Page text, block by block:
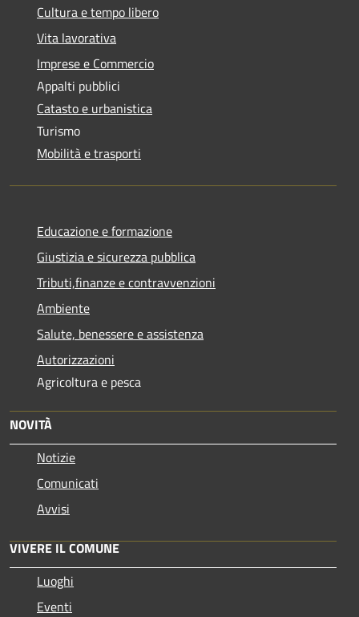
Cultura e tempo libero
Vita lavorativa
Imprese e Commercio
Appalti pubblici
Catasto e urbanistica
Turismo
Mobilità e trasporti
Educazione e formazione
Giustizia e sicurezza pubblica
Tributi,finanze e contravvenzioni
Ambiente
Salute, benessere e assistenza
Autorizzazioni
Agricoltura e pesca
NOVITÀ
Notizie
Comunicati
Avvisi
VIVERE IL COMUNE
Luoghi
Eventi